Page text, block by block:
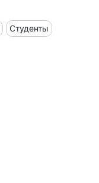
Студенты